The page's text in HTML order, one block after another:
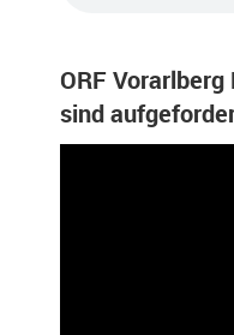
ORF Vorarlberg
sind